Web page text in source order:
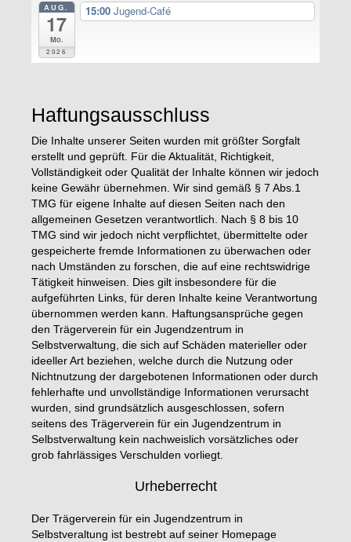
AUG.
17
Mo.
2026
15:00 Jugend-Café
Haftungsausschluss
Die Inhalte unserer Seiten wurden mit größter Sorgfalt
erstellt und geprüft. Für die Aktualität, Richtigkeit,
Vollständigkeit oder Qualität der Inhalte können wir jedoch
keine Gewähr übernehmen. Wir sind gemäß § 7 Abs.1
TMG für eigene Inhalte auf diesen Seiten nach den
allgemeinen Gesetzen verantwortlich. Nach § 8 bis 10
TMG sind wir jedoch nicht verpflichtet, übermittelte oder
gespeicherte fremde Informationen zu überwachen oder
nach Umständen zu forschen, die auf eine rechtswidrige
Tätigkeit hinweisen. Dies gilt insbesondere für die
aufgeführten Links, für deren Inhalte keine Verantwortung
übernommen werden kann. Haftungsansprüche gegen
den Trägerverein für ein Jugendzentrum in
Selbstverwaltung, die sich auf Schäden materieller oder
ideeller Art beziehen, welche durch die Nutzung oder
Nichtnutzung der dargebotenen Informationen oder durch
fehlerhafte und unvollständige Informationen verursacht
wurden, sind grundsätzlich ausgeschlossen, sofern
seitens des Trägerverein für ein Jugendzentrum in
Selbstverwaltung kein nachweislich vorsätzliches oder
grob fahrlässiges Verschulden vorliegt.
Urheberrecht
Der Trägerverein für ein Jugendzentrum in
Selbstveraltung ist bestrebt auf seiner Homepage